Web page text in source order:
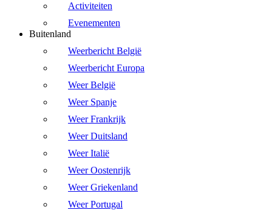
Activiteiten
Evenementen
Buitenland
Weerbericht België
Weerbericht Europa
Weer België
Weer Spanje
Weer Frankrijk
Weer Duitsland
Weer Italië
Weer Oostenrijk
Weer Griekenland
Weer Portugal